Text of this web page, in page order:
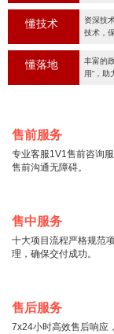
懂技术
资深技
技术，
懂落地
丰富的
用“，助
售前服务
专业客服1V1售前咨询
售前沟通无障碍。
售中服务
十大项目流程严格规范
理，确保交付成功。
售后服务
7x24小时高效售后响应